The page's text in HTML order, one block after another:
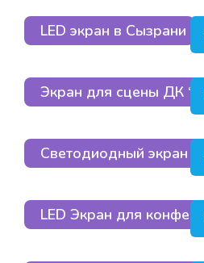
LED экран в Сызрани
Экран для сцены ДК
Светодиодный экран
LED Экран для